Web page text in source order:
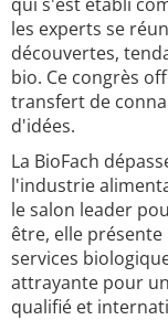
les experts se
découvertes,
bio. Ce congrès
transfert de
d'idées.
La BioFach
l'industrie
le salon leader
être, elle
services
attrayante pour
qualifié et